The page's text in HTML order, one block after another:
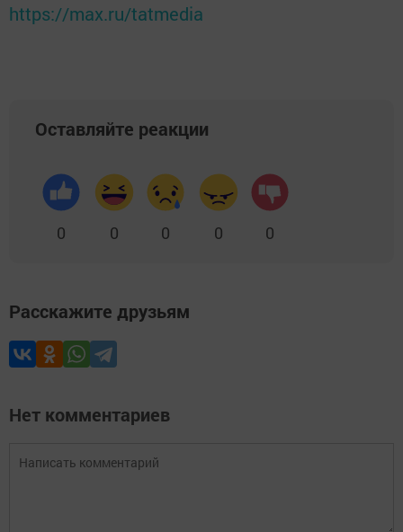
https://max.ru/tatmedia
Оставляйте реакции
0 0 0 0 0
Расскажите друзьям
Нет комментариев